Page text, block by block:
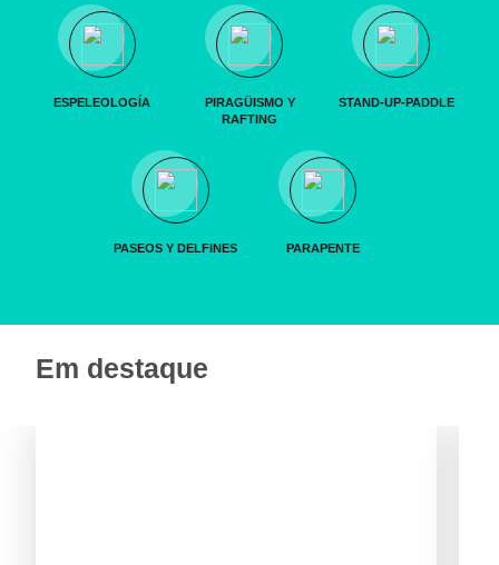
ESPELEOLOGÍA
PIRAGÜISMO Y
RAFTING
STAND-UP-PADDLE
PASEOS Y DELFINES PARAPENTE
Em destaque